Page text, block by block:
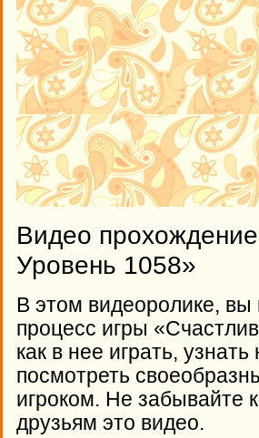
Видео
Уровень 1058»
В этом видеоролике, вы
процесс игры
как в нее играть,
посмотреть
игроком. Не забывайте
друзьям это видео.